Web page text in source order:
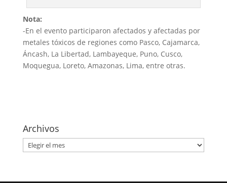
Nota:
-En el evento participaron afectados y afectadas por
metales tóxicos de regiones como Pasco, Cajamarca,
Áncash, La Libertad, Lambayeque, Puno, Cusco,
Moquegua, Loreto, Amazonas, Lima, entre otras.
Archivos
Archivos